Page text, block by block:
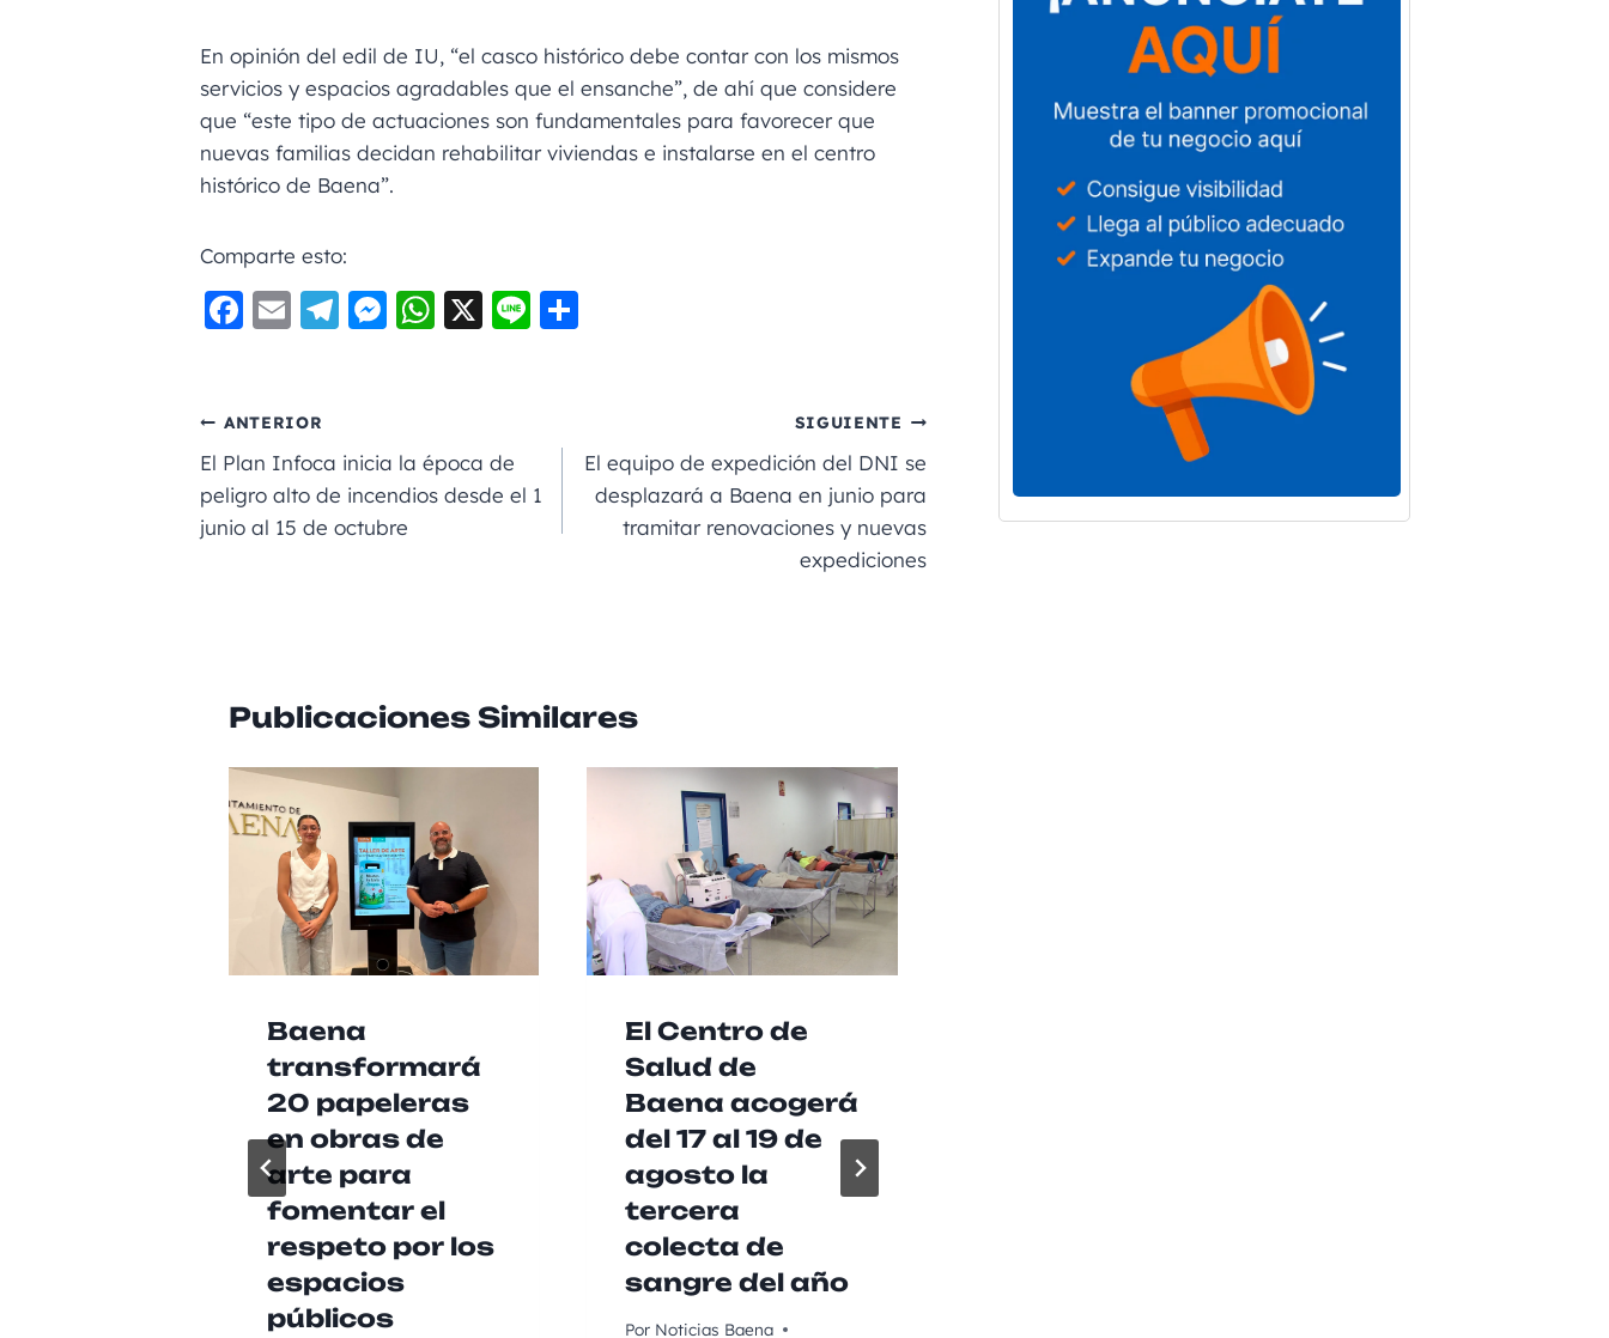
En opinión del edil de IU, “el casco histórico debe contar con los mismos
servicios y espacios agradables que el ensanche”, de ahí que considere
que “este tipo de actuaciones son fundamentales para favorecer que
nuevas familias decidan rehabilitar viviendas e instalarse en el centro
histórico de Baena”.
Comparte esto:
F
e
b
o
o
E
l
Te
m
M
n
g
er
W
A
p
X Li C
a
rt
ANTERIOR
El Plan Infoca inicia la época de
peligro alto de incendios desde el 1
junio al 15 de octubre
SIGUIENTE
El equipo de expedición del DNI se
desplazará a Baena en junio para
tramitar renovaciones y nuevas
expediciones
Publicaciones Similares
Baena
transformará
20 papeleras
en obras de
arte para
fomentar el
respeto por los
espacios
públicos
El Centro de
Salud de
Baena acogerá
del 17 al 19 de
agosto la
tercera
colecta de
sangre del año
Por Noticias Baena